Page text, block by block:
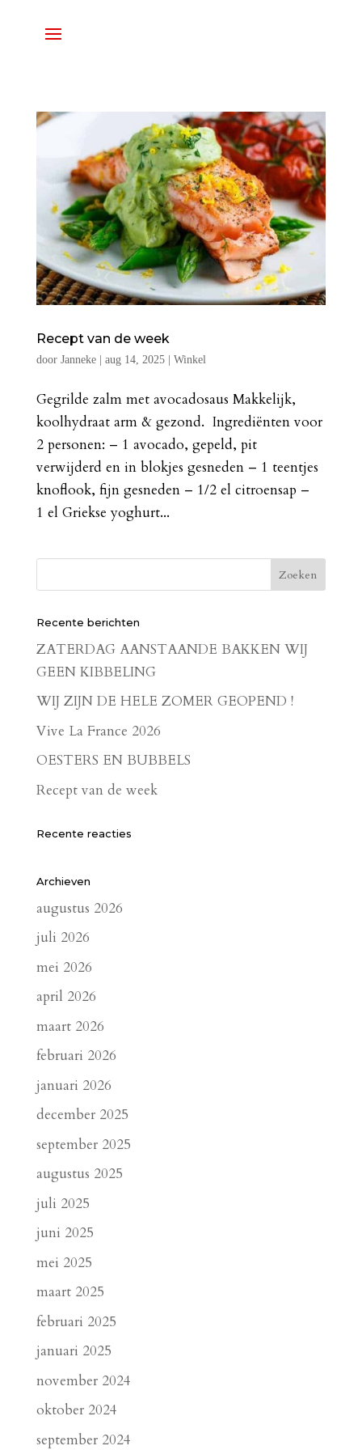
Recept van de week
door Janneke| aug 14, 2025| Winkel
Gegrilde zalm met avocadosaus Makkelijk,
koolhydraat arm & gezond. Ingrediënten voor
2 personen: – 1 avocado, gepeld, pit
verwijderd en in blokjes gesneden – 1 teentjes
knoflook, fijn gesneden – 1/2 el citroensap –
1 el Griekse yoghurt...
Recente berichten
ZATERDAG AANSTAANDE BAKKEN WIJ
GEEN KIBBELING
WIJ ZIJN DE HELE ZOMER GEOPEND !
Vive La France 2026
OESTERS EN BUBBELS
Recept van de week
Recente reacties
Archieven
augustus 2026
juli 2026
mei 2026
april 2026
maart 2026
februari 2026
januari 2026
december 2025
september 2025
augustus 2025
juli 2025
juni 2025
mei 2025
maart 2025
februari 2025
januari 2025
november 2024
oktober 2024
september 2024